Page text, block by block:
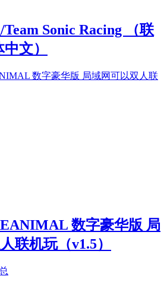
Sonic Racing （联
文）
数字豪华版 局
联机玩（v1.5）